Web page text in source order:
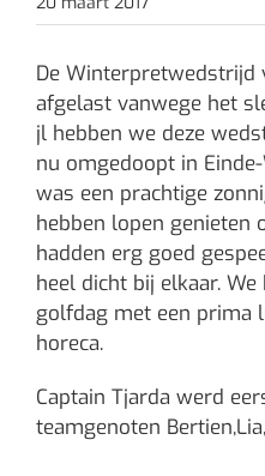
De Winterpretwedstrijd
afgelast vanwege het
jl hebben we deze
nu omgedoopt in
was een prachtige
hebben lopen genieten
hadden erg goed
heel dicht bij elkaar.
golfdag met een prima
horeca.
Captain Tjarda werd
teamgenoten